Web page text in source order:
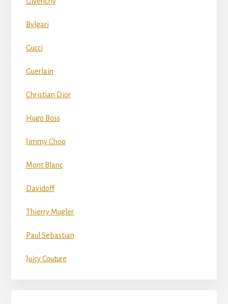
Bvlgari
Gucci
Guerlain
Christian Dior
Hugo Boss
Jimmy Choo
Mont Blanc
Davidoff
Thierry Mugler
Paul Sebastian
Juicy Couture